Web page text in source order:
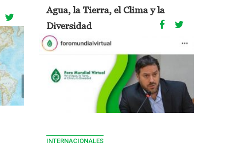
Agua, la Tierra, el Clima y la
Diversidad
INTERNACIONALES